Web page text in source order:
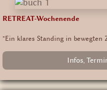
RETREAT-Wochenende
"Ein klares Standing in bewegten
Infos,